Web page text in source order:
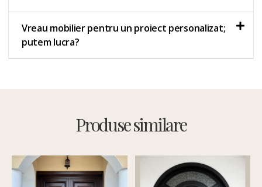
Vreau mobilier pentru un proiect personalizat;
putem lucra?
Produse similare